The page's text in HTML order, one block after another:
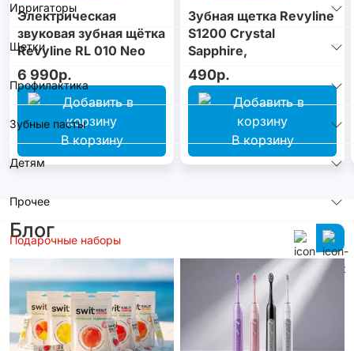
Ирригаторы
Щетки
Профилактика
Зубные пасты
Детям
Прочее
Подарочные наборы
Электрическая
звуковая зубная щётка
Revyline RL 010 Neo
Violet
6 990р.
В корзину
Зубная щетка Revyline
S1200 Crystal
Sapphire,
монопучковая
490р.
В корзину
Блог